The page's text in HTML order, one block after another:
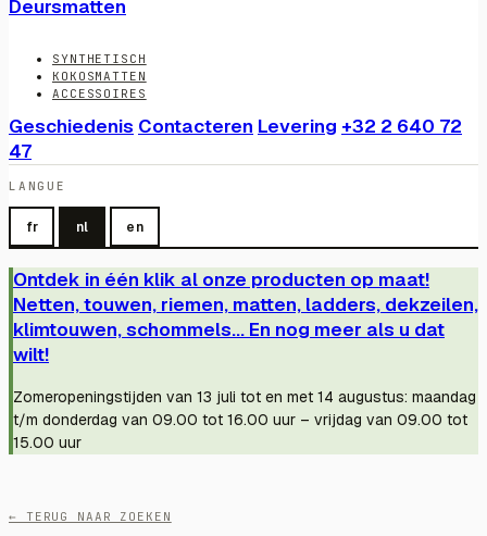
Deursmatten
SYNTHETISCH
KOKOSMATTEN
ACCESSOIRES
Geschiedenis Contacteren Levering +32 2 640 72
47
LANGUE
fr nl en
Ontdek in één klik al onze producten op maat!
Netten, touwen, riemen, matten, ladders, dekzeilen,
klimtouwen, schommels... En nog meer als u dat
wilt!
Zomeropeningstijden van 13 juli tot en met 14 augustus: maandag
t/m donderdag van 09.00 tot 16.00 uur – vrijdag van 09.00 tot
15.00 uur
← TERUG NAAR ZOEKEN